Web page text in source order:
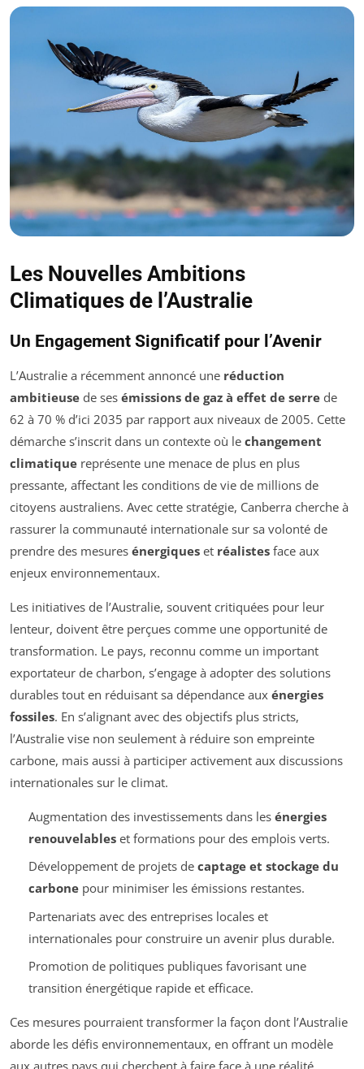
Les Nouvelles Ambitions
Climatiques de l’Australie
Un Engagement Significatif pour l’Avenir
L’Australie a récemment annoncé une réduction
ambitieuse de ses émissions de gaz à effet de serre de
62 à 70 % d’ici 2035 par rapport aux niveaux de 2005. Cette
démarche s’inscrit dans un contexte où le changement
climatique représente une menace de plus en plus
pressante, affectant les conditions de vie de millions de
citoyens australiens. Avec cette stratégie, Canberra cherche à
rassurer la communauté internationale sur sa volonté de
prendre des mesures énergiques et réalistes face aux
enjeux environnementaux.
Les initiatives de l’Australie, souvent critiquées pour leur
lenteur, doivent être perçues comme une opportunité de
transformation. Le pays, reconnu comme un important
exportateur de charbon, s’engage à adopter des solutions
durables tout en réduisant sa dépendance aux énergies
fossiles. En s’alignant avec des objectifs plus stricts,
l’Australie vise non seulement à réduire son empreinte
carbone, mais aussi à participer activement aux discussions
internationales sur le climat.
Augmentation des investissements dans les énergies
renouvelableset formations pour des emplois verts.
Développement de projets de captage et stockage du
carbonepour minimiser les émissions restantes.
Partenariats avec des entreprises locales et
internationales pour construire un avenir plus durable.
Promotion de politiques publiques favorisant une
transition énergétique rapide et efficace.
Ces mesures pourraient transformer la façon dont l’Australie
aborde les défis environnementaux, en offrant un modèle